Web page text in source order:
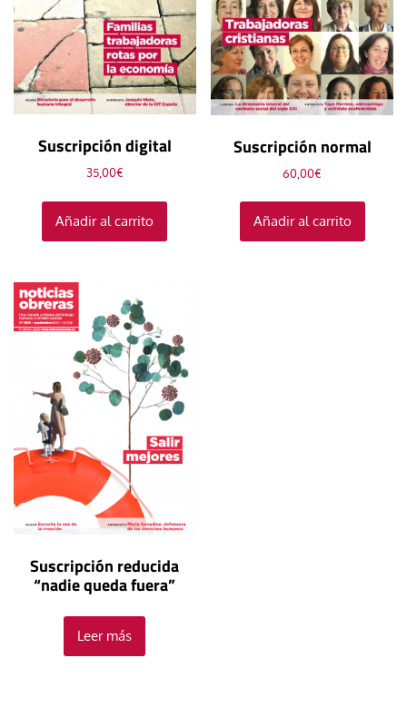
Suscripción digital
35,00€
Añadir al carrito
Suscripción normal
60,00€
Añadir al carrito
Suscripción reducida
“nadie queda fuera”
Leer más